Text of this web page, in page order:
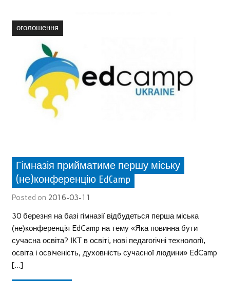
оголошення
Гімназія прийматиме першу міську
(не)конференцію EdCamp
Posted on 2016-03-11
30 березня на базі гімназії відбудеться перша міська
(не)конференція EdCamp на тему «Яка повинна бути
сучасна освіта? ІКТ в освіті, нові педагогічні технології,
освіта і освіченість, духовність сучасної людини» EdCamp
[…]